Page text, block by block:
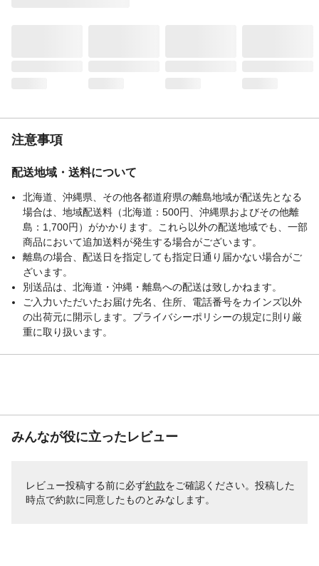
のキャスターには使えません
注意事項
配送地域・送料について
北海道、沖縄県、その他各都道府県の離島地域が配送先となる
場合は、地域配送料（北海道：500円、沖縄県およびその他離
島：1,700円）がかかります。これら以外の配送地域でも、一部
商品において追加送料が発生する場合がございます。
離島の場合、配送日を指定しても指定日通り届かない場合がご
ざいます。
別送品は、北海道・沖縄・離島への配送は致しかねます。
ご入力いただいたお届け先名、住所、電話番号をカインズ以外
の出荷元に開示します。プライバシーポリシーの規定に則り厳
重に取り扱います。
みんなが役に立ったレビュー
レビュー投稿する前に必ず約款をご確認ください。投稿した
時点で約款に同意したものとみなします。